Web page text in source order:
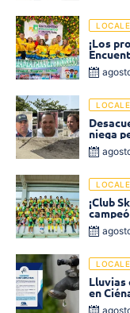
¡Los
2026 en
niega
¡Club
Lluvias
en
baja